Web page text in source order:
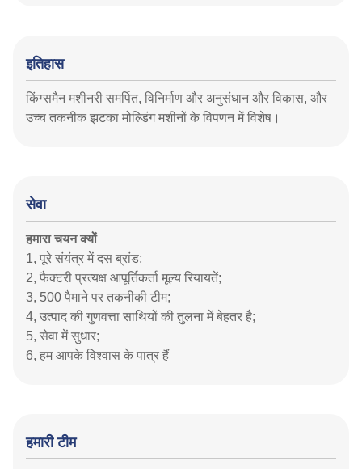
इतिहास
किंग्समैन मशीनरी समर्पित, विनिर्माण और अनुसंधान और विकास, और
उच्च तकनीक झटका मोल्डिंग मशीनों के विपणन में विशेष।
सेवा
हमारा चयन क्यों
1, पूरे संयंत्र में दस ब्रांड;
2, फैक्टरी प्रत्यक्ष आपूर्तिकर्ता मूल्य रियायतें;
3, 500 पैमाने पर तकनीकी टीम;
4, उत्पाद की गुणवत्ता साथियों की तुलना में बेहतर है;
5, सेवा में सुधार;
6, हम आपके विश्वास के पात्र हैं
हमारी टीम